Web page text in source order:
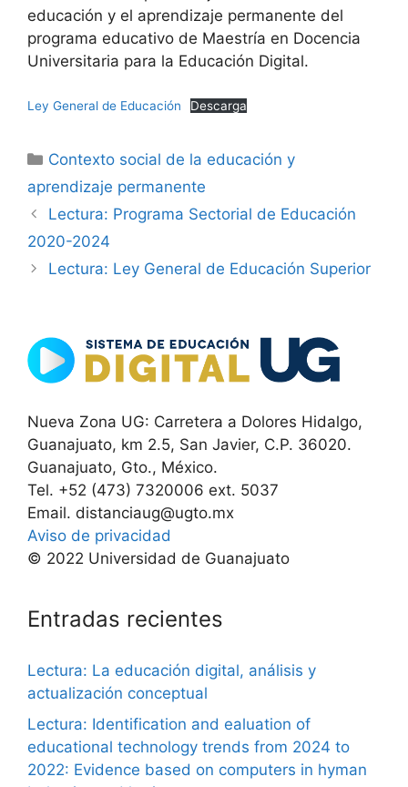
educación y el aprendizaje permanente del
programa educativo de Maestría en Docencia
Universitaria para la Educación Digital.
Ley General de Educación Descarga
Categorías
Contexto social de la educación y
aprendizaje permanente
Lectura: Programa Sectorial de Educación
2020-2024
Lectura: Ley General de Educación Superior
Nueva Zona UG: Carretera a Dolores Hidalgo,
Guanajuato, km 2.5, San Javier, C.P. 36020.
Guanajuato, Gto., México.
Tel. +52 (473) 7320006 ext. 5037
Email. distanciaug@ugto.mx
Aviso de privacidad
© 2022 Universidad de Guanajuato
Entradas recientes
Lectura: La educación digital, análisis y
actualización conceptual
Lectura: Identification and ealuation of
educational technology trends from 2024 to
2022: Evidence based on computers in hyman